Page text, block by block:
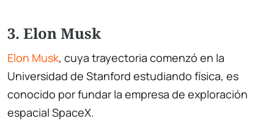
3. Elon Musk
Elon Musk, cuya trayectoria comenzó en la
Universidad de Stanford estudiando física, es
conocido por fundar la empresa de exploración
espacial SpaceX.